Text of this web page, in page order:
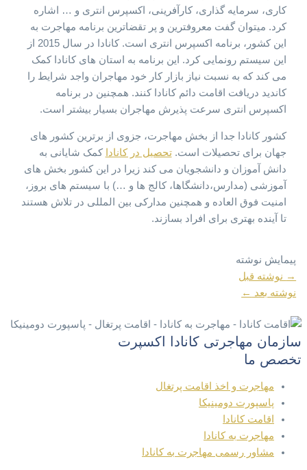
کاری، سرمایه گذاری، کارآفرینی، اکسپرس انتری و … اشاره
کرد. میتوان گفت معروفترین و پر تقضاترین برنامه مهاجرت به
این کشور، برنامه اکسپرس انتری است. کانادا در سال 2015 از
این سیستم رونمایی کرد. این برنامه به استان های کانادا کمک
می کند که به نسبت نیاز بازار کار خود مهاجران واجد شرایط را
کاندید دریافت اقامت دائم کانادا کنند. همچنین در برنامه
اکسپرس انتری سرعت پذیرش مهاجران بسیار بیشتر است.
کشور کانادا جدا از بخش مهاجرت، جزوی از برترین کشور های
جهان برای تحصیلات است.تحصیل در کانادا کمک شایانی به
دانش آموزان و دانشجویان می کند زیرا در این کشور بخش های
آموزشی (مدارس،دانشگاها، کالج ها و …) با سیستم های بروز،
امنیت فوق العاده و همچنین مدارکی بین المللی در تلاش هستند
تا آینده بهتری برای افراد بسازند.
پیمایش نوشته
→ نوشته قبل
نوشته بعد ←
سازمان مهاجرتی کانادا اکسپرت
تخصص ما
مهاجرت و اخذ اقامت پرتغال
پاسپورت دومینیکا
اقامت کانادا
مهاجرت به کانادا
مشاور رسمی مهاجرت به کانادا